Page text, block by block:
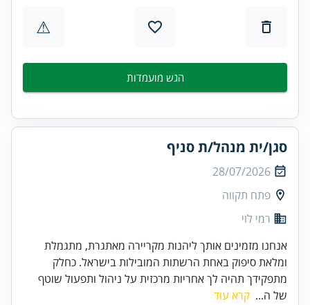
⚠
הגש מועמדות
סגן/ית מנהל/ת סניף
28/07/2026
פתח תקווה
רמי לוי
אנחנו מזמינים אותך ליהנות מקריירה מאתגרת, מתגמלת
ומלאת סיפוק באחת הרשתות המובילות בישראל. כחלק
מתפקידך תהיה לך אחריות מרכזית על ניהול ותפעול שוטף
של ה... קרא עוד